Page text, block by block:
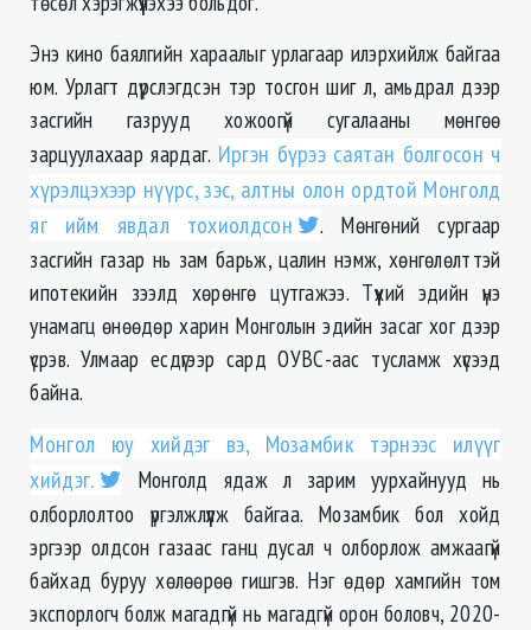
Энэ кино баялгийн хараалыг урлагаар илэрхийлж байгаа
юм. Урлагт дүрслэгдсэн тэр тосгон шиг л, амьдрал дээр
засгийн газрууд хожоогүй сугалааны мөнгөө
зарцуулахаар яардаг. Иргэн бүрээ саятан болгосон ч
хүрэлцэхээр нүүрс, зэс, алтны олон ордтой Монголд
яг ийм явдал тохиолдсон
. Мөнгөний сургаар
засгийн газар нь зам барьж, цалин нэмж, хөнгөлөлттэй
ипотекийн зээлд хөрөнгө цутгажээ. Түүхий эдийн үнэ
унамагц өнөөдөр харин Монголын эдийн засаг хог дээр
үсрэв. Улмаар есдүгээр сард ОУВС-аас тусламж хүсээд
байна.
Монгол юу хийдэг вэ, Мозамбик тэрнээс илүүг
хийдэг.
Монголд ядаж л зарим уурхайнууд нь
олборлолтоо үргэлжлүүлж байгаа. Мозамбик бол хойд
эргээр олдсон газаас ганц дусал ч олборлож амжаагүй
байхад буруу хөлөөрөө гишгэв. Нэг өдөр хамгийн том
экспорлогч болж магадгүй нь магадгүй орон боловч, 2020-